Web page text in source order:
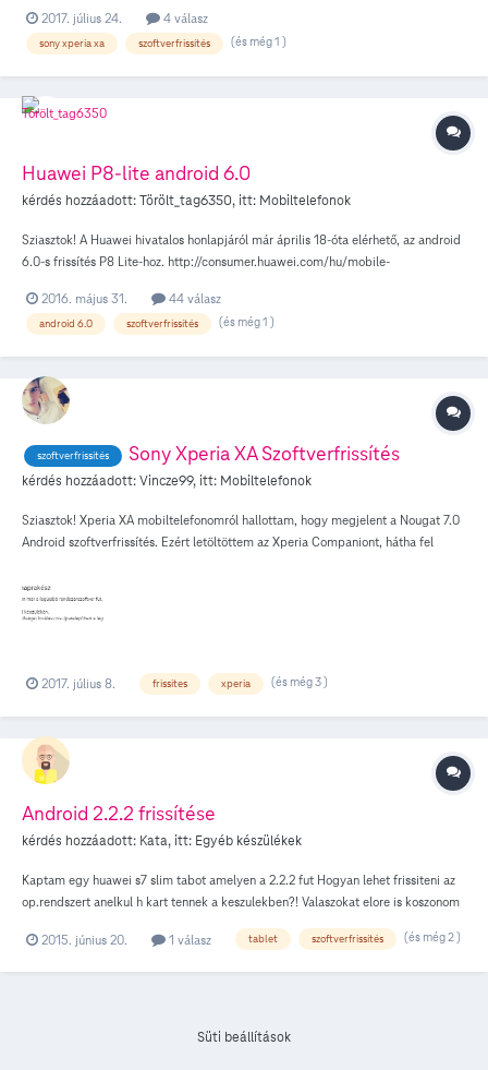
alkalmazás leállt. Többször próbáltam már ki-bekapcsolni a telefont, de azóta
sem nyitja meg ezeket a névjegyeket. Tudna valaki segíteni, hogy mi lehet a
2017. július 24. 4 válasz
sony xperia xa szoftverfrissítés (és még 1 )
Huawei P8-lite android 6.0
kérdés hozzáadott:Törölt_tag6350, itt: Mobiltelefonok
Sziasztok! A Huawei hivatalos honlapjáról már április 18-óta elérhető, az android
6.0-s frissítés P8 Lite-hoz. http://consumer.huawei.com/hu/mobile-
ügyfeleihez mikor fog megérkezni? Illetve mi történik, ha az innen letöltött
frissítést feltelepítem T függő telefonomra?
2016. május 31. 44 válasz
android 6.0 szoftverfrissítés (és még 1 )
szoftverfrissités Sony Xperia XA Szoftverfrissítés
kérdés hozzáadott:Vincze99, itt: Mobiltelefonok
Sziasztok! Xperia XA mobiltelefonomról hallottam, hogy megjelent a Nougat 7.0
Android szoftverfrissítés. Ezért letöltöttem az Xperia Companiont, hátha fel
frissítés. Elég a tárhely simán, pár alkalmazás fut rajta. Mit tegyek, illetve
hogyan tudnám feltelepíteni a rendszert? Előre is köszönöm a válaszokat!
2017. július 8. frissites xperia (és még 3 )
Android 2.2.2 frissítése
kérdés hozzáadott: Kata, itt: Egyéb készülékek
Kaptam egy huawei s7 slim tabot amelyen a 2.2.2 fut Hogyan lehet frissiteni az
op.rendszert anelkul h kart tennek a keszulekben?! Valaszokat elore is koszonom
2015. június 20. 1 válasz tablet szoftverfrissítés (és még 2 )
Süti beállítások